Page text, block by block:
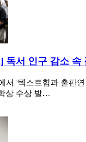
독서 인구 감소
서 '텍스트힙과 출판
상 수상 발…